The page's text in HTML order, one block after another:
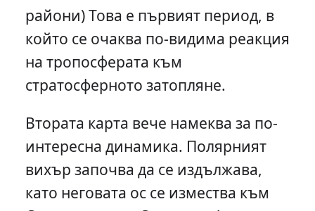
райони) Това е първият период, в
който се очаква по-видима реакция
на тропосферата към
стратосферното затопляне.
Втората карта вече намеква за по-
интересна динамика. Полярният
вихър започва да се издължава,
като неговата ос се измества към